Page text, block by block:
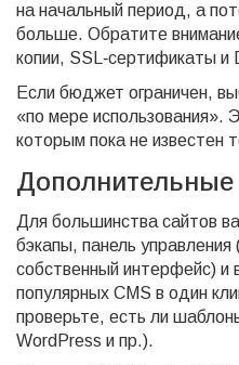
на начальный период, а
больше. Обратите
копии, SSL‑сертификаты и
Если бюджет ограничен,
«по мере использования».
которым пока не известен
Для большинства сайтов
бэкапы, панель
собственный интерфейс) и
популярных CMS в один
проверьте, есть ли
WordPress и пр.).